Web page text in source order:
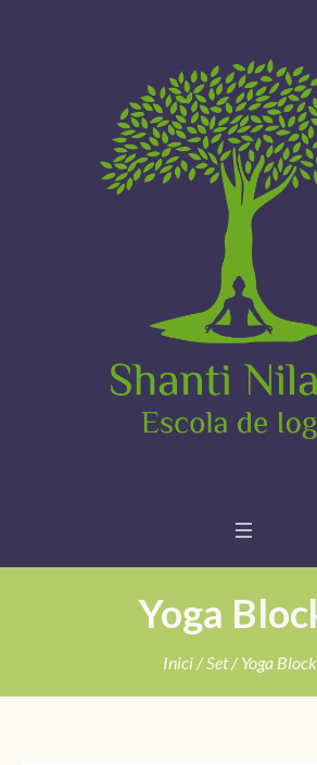
Yoga
Inici/Set/ Yoga